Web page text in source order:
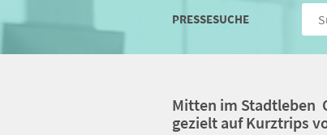
PRESSESUCHE
Mitten im Stadtleben
gezielt auf Kurztrips